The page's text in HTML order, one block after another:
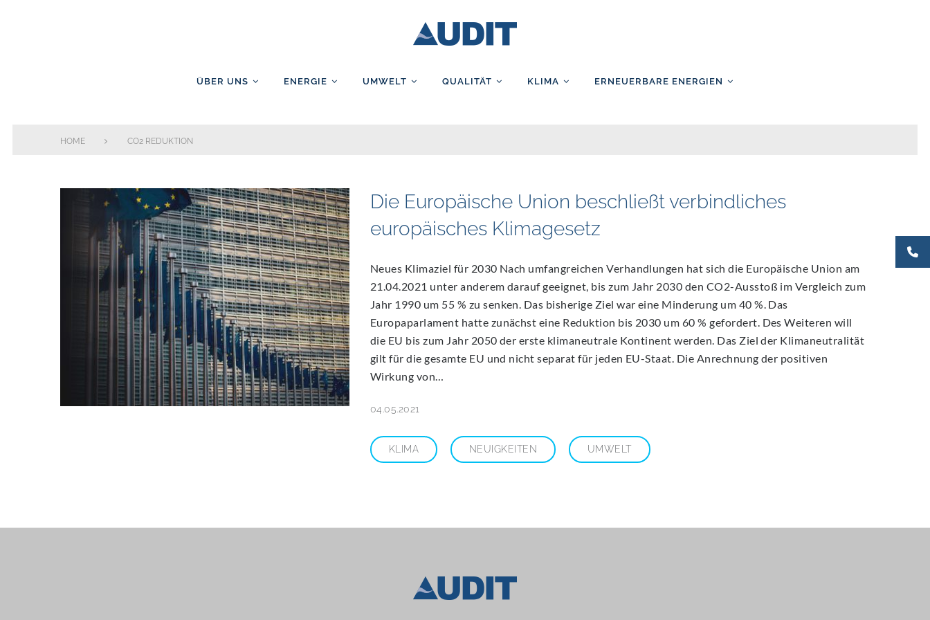
AUDIT GmbH
ÜBER UNS ENERGIE UMWELT QUALITÄT KLIMA ERNEUERBARE ENERGIEN
HOME CO2 REDUKTION
Schlagwort:
CO2
Reduktion
Die Europäische Union beschließt verbindliches
europäisches Klimagesetz
Neues Klimaziel für 2030 Nach umfangreichen Verhandlungen hat sich die Europäische Union am
21.04.2021 unter anderem darauf geeignet, bis zum Jahr 2030 den CO2-Ausstoß im Vergleich zum
Jahr 1990 um 55 % zu senken. Das bisherige Ziel war eine Minderung um 40 %. Das
Europaparlament hatte zunächst eine Reduktion bis 2030 um 60 % gefordert. Des Weiteren will
die EU bis zum Jahr 2050 der erste klimaneutrale Kontinent werden. Das Ziel der Klimaneutralität
gilt für die gesamte EU und nicht separat für jeden EU-Staat. Die Anrechnung der positiven
Wirkung von…
04.05.2021
KLIMA NEUIGKEITEN UMWELT